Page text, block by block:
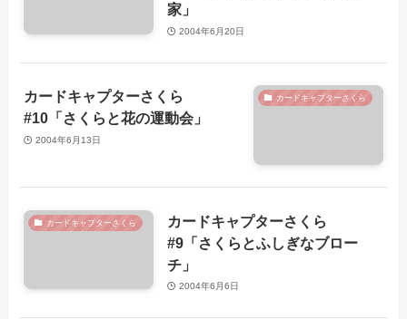
家」
2004年6月20日
カードキャプターさくら
カードキャプターさくら
#10「さくらと花の運動会」
2004年6月13日
カードキャプターさくら
カードキャプターさくら
#9「さくらとふしぎなブロー
チ」
2004年6月6日